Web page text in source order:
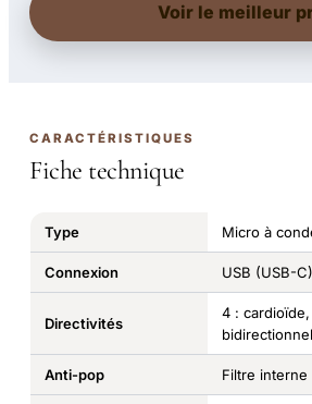
Voir le meilleur
CARACTÉRISTIQUES
Fiche technique
Type Micro à
Connexion USB (USB-C)
Directivités
4 :
Anti-pop Filtre interne